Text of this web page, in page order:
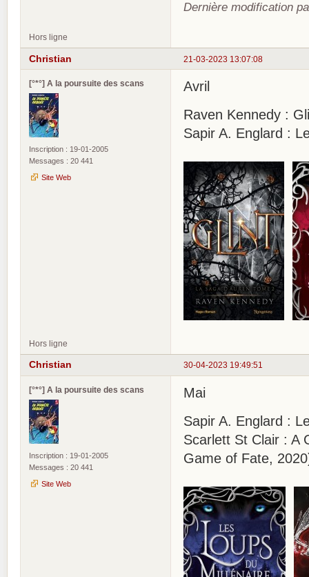
Dernière modification
Hors ligne
21-03-2023 13:07:08
Christian
[°*°] A la poursuite des scans
Inscription : 19-01-2005
Messages : 20 441
Site Web
Avril
Raven Kennedy :
Sapir A. Englard :
Hors ligne
30-04-2023 19:49:51
Christian
[°*°] A la poursuite des scans
Inscription : 19-01-2005
Messages : 20 441
Site Web
Mai
Sapir A. Englard :
Scarlett St Clair : A
Game of Fate,